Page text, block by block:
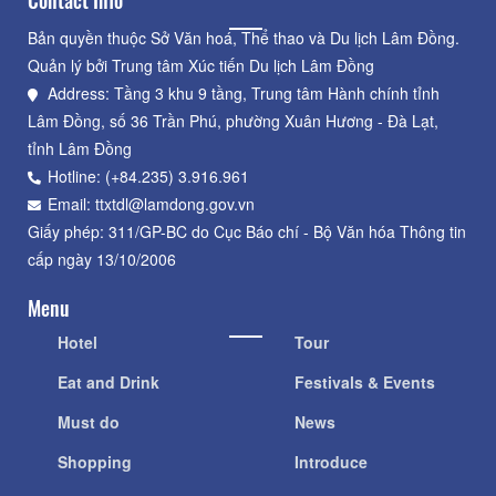
Bản quyền thuộc Sở Văn hoá, Thể thao và Du lịch Lâm Đồng.
Quản lý bởi Trung tâm Xúc tiến Du lịch Lâm Đồng
Address: Tầng 3 khu 9 tầng, Trung tâm Hành chính tỉnh
Lâm Đồng, số 36 Trần Phú, phường Xuân Hương - Đà Lạt,
tỉnh Lâm Đồng
Hotline: (+84.235) 3.916.961
Email: ttxtdl@lamdong.gov.vn
Giấy phép: 311/GP-BC do Cục Báo chí - Bộ Văn hóa Thông tin
cấp ngày 13/10/2006
Menu
Hotel
Eat and Drink
Must do
Shopping
Tour
Festivals & Events
News
Introduce